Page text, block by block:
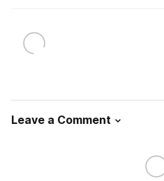
Leave a Comment